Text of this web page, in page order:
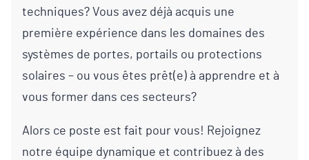
techniques? Vous avez déjà acquis une
première expérience dans les domaines des
systèmes de portes, portails ou protections
solaires – ou vous êtes prêt(e) à apprendre et à
vous former dans ces secteurs?
Alors ce poste est fait pour vous! Rejoignez
notre équipe dynamique et contribuez à des